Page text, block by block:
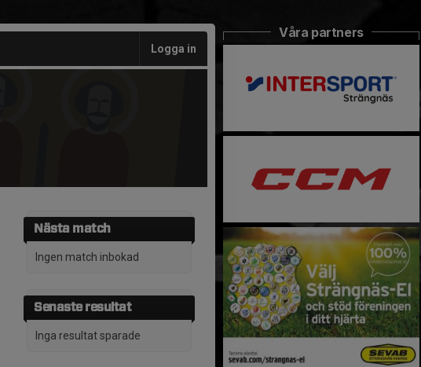
Logga in
Nästa match
Ingen match inbokad
Senaste resultat
Inga resultat sparade
Våra partners